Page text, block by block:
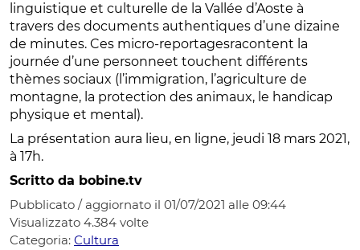
linguistique et culturelle de la Vallée d’Aoste à
travers des documents authentiques d’une dizaine
de minutes. Ces micro-reportagesracontent la
journée d’une personneet touchent différents
thèmes sociaux (l’immigration, l’agriculture de
montagne, la protection des animaux, le handicap
physique et mental).
La présentation aura lieu, en ligne, jeudi 18 mars 2021,
à 17h.
Scritto da bobine.tv
Pubblicato / aggiornato il 01/07/2021 alle 09:44
Visualizzato 4.384 volte
Categoria: Cultura